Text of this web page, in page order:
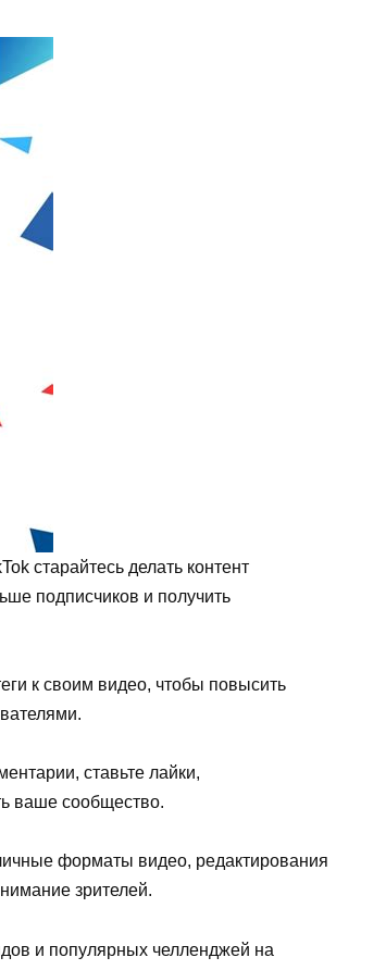
старайтесь делать контент
подписчиков и получить
к своим видео, чтобы повысить
ставьте лайки,
ваше сообщество.
форматы видео, редактирования
зрителей.
и популярных челленджей на